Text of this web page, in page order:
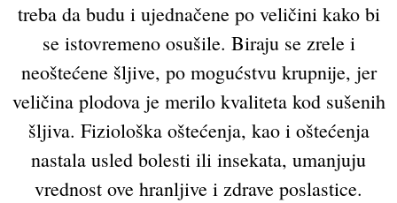
treba da budu i ujednačene po veličini kako bi
se istovremeno osušile. Biraju se zrele i
neoštećene šljive, po mogućstvu krupnije, jer
veličina plodova je merilo kvaliteta kod sušenih
šljiva. Fiziološka oštećenja, kao i oštećenja
nastala usled bolesti ili insekata, umanjuju
vrednost ove hranljive i zdrave poslastice.